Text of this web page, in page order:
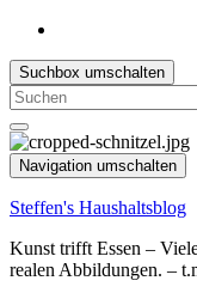
Suchbox umschalten
Search
for:
Navigation umschalten
Steffen's Haushaltsblog
Kunst trifft Essen –
realen Abbildungen. –